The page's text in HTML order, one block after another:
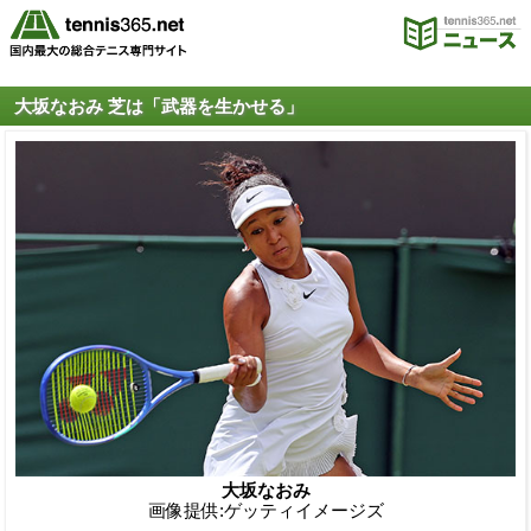
大坂なおみ 芝は「武器を生かせる」
大坂なおみ
画像提供:ゲッティイメージズ